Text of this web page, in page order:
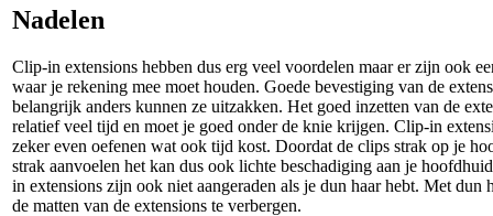
Nadelen
Clip-in extensions hebben dus erg veel voordelen maar er zijn ook
waar je rekening mee moet houden. Goede bevestiging van de
belangrijk anders kunnen ze uitzakken. Het goed inzetten van de
relatief veel tijd en moet je goed onder de knie krijgen. Clip-in
zeker even oefenen wat ook tijd kost. Doordat de clips strak op je
strak aanvoelen het kan dus ook lichte beschadiging aan je
in extensions zijn ook niet aangeraden als je dun haar hebt. Met dun
de matten van de extensions te verbergen.